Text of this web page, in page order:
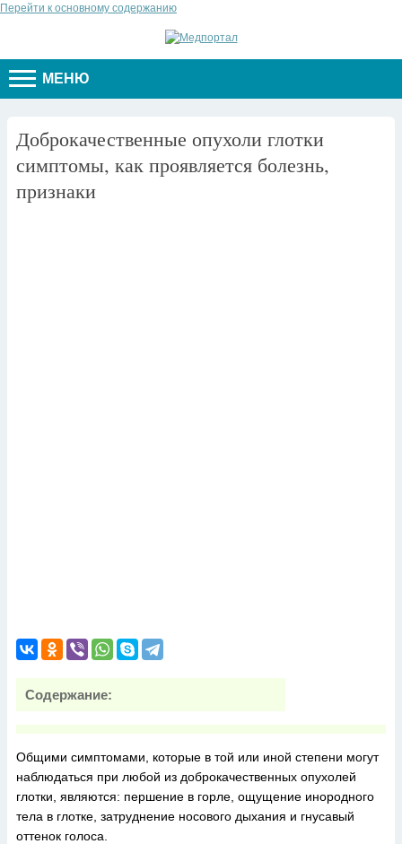
Перейти к основному содержанию
МЕНЮ
Доброкачественные опухоли глотки
симптомы, как проявляется болезнь,
признаки
Содержание:
Общими симптомами, которые в той или иной степени могут
наблюдаться при любой из доброкачественных опухолей
глотки, являются: першение в горле, ощущение инородного
тела в глотке, затруднение носового дыхания и гнусавый
оттенок голоса.